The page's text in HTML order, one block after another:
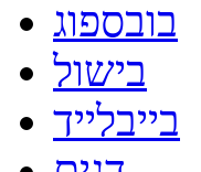
בובספוג
בישול
בייבלייד